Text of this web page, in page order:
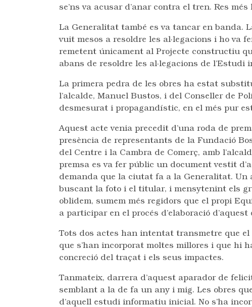
se’ns va acusar d’anar contra el tren. Res
La Generalitat també es va tancar en banda.
vuit mesos a resoldre les al·legacions i ho va
remetent únicament al Projecte constructiu
abans de resoldre les al·legacions de l’Estudi
La primera pedra de les obres ha estat
l’alcalde, Manuel Bustos, i del Conseller de
desmesurat i propagandístic, en el més pur
Aquest acte venia precedit d’una roda de
presència de representants de la Fundació
del Centre i la Cambra de Comerç, amb
premsa es va fer públic un document vestit
demanda que la ciutat fa a la Generalitat. Un
buscant la foto i el titular, i mensytenint els
oblidem, sumem més regidors que el propi
a participar en el procés d’elaboració d’aquest
Tots dos actes han intentat transmetre que
que s’han incorporat moltes millores i que hi
concreció del traçat i els seus impactes.
Tanmateix, darrera d’aquest aparador de
semblant a la de fa un any i mig. Les obres
d’aquell estudi informatiu inicial. No s’ha